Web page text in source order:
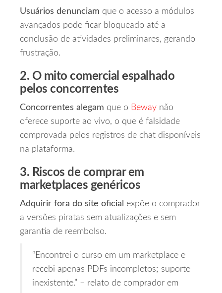
Usuários denunciam que o acesso a módulos
avançados pode ficar bloqueado até a
conclusão de atividades preliminares, gerando
frustração.
2. O mito comercial espalhado
pelos concorrentes
Concorrentes alegam que o Beway não
oferece suporte ao vivo, o que é falsidade
comprovada pelos registros de chat disponíveis
na plataforma.
3. Riscos de comprar em
marketplaces genéricos
Adquirir fora do site oficial
expõe o comprador
a versões piratas sem atualizações e sem
garantia de reembolso.
“Encontrei o curso em um marketplace e
recebi apenas PDFs incompletos; suporte
inexistente.” – relato de comprador em